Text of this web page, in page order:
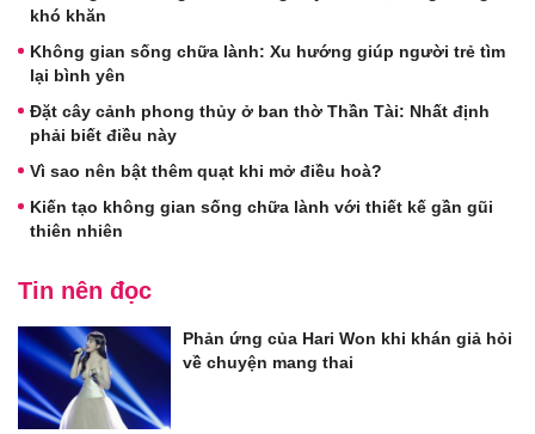
khó khăn
Không gian sống chữa lành: Xu hướng giúp người trẻ tìm
lại bình yên
Đặt cây cảnh phong thủy ở ban thờ Thần Tài: Nhất định
phải biết điều này
Vì sao nên bật thêm quạt khi mở điều hoà?
Kiến tạo không gian sống chữa lành với thiết kế gần gũi
thiên nhiên
Tin nên đọc
Phản ứng của Hari Won khi khán giả hỏi
về chuyện mang thai